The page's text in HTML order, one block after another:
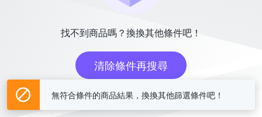
找不到商品嗎？換換其他條件吧！
清除條件再搜尋
或
無符合條件的商品結果，換換其他篩選條件吧！